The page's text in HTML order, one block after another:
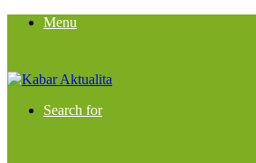
Menu
Search for